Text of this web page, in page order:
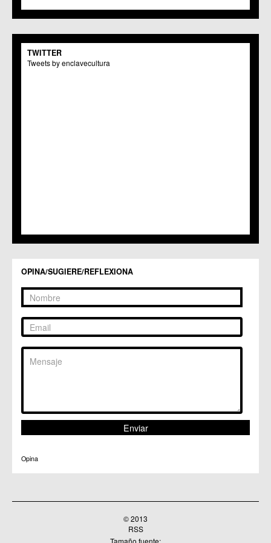
C.C.S. La Paz
C.M. El Carmen
Centros Culturales
C.C. Puertas de Castilla
C.C. Zarandona
TWITTER
Tweets by enclavecultura
OPINA/SUGIERE/REFLEXIONA
Opina
© 2013
RSS